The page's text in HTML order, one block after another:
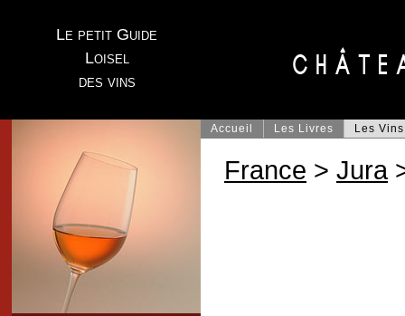
Le petit Guide
Loisel
des vins
Accueil Les Livres Les Vins
France > Jura